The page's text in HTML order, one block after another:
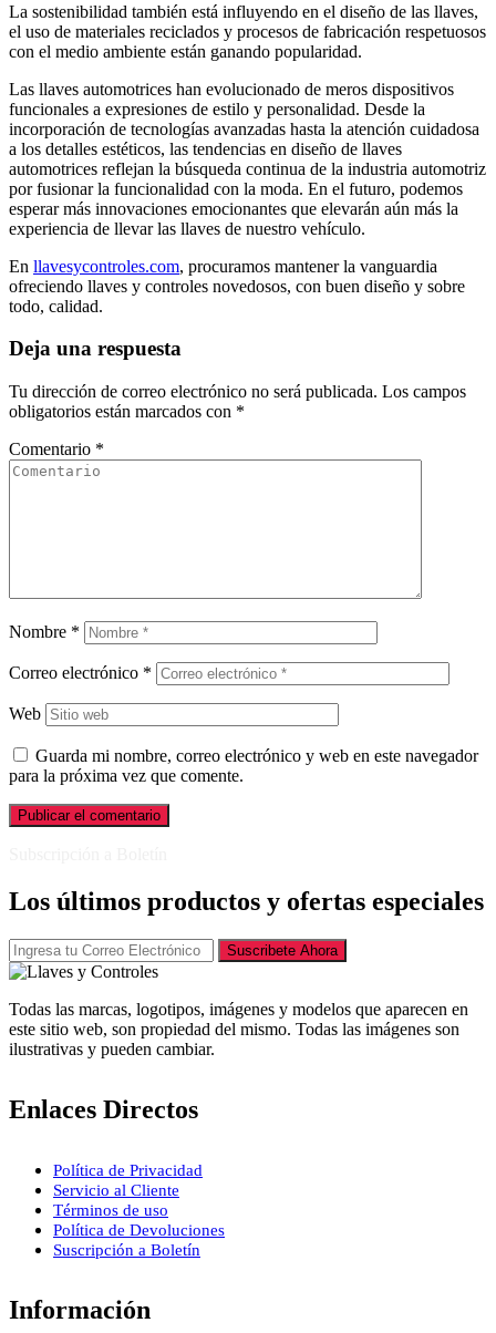
La sostenibilidad también está influyendo en el diseño de las llaves,
el uso de materiales reciclados y procesos de fabricación respetuosos
con el medio ambiente están ganando popularidad.
Las llaves automotrices han evolucionado de meros dispositivos
funcionales a expresiones de estilo y personalidad. Desde la
incorporación de tecnologías avanzadas hasta la atención cuidadosa
a los detalles estéticos, las tendencias en diseño de llaves
automotrices reflejan la búsqueda continua de la industria automotriz
por fusionar la funcionalidad con la moda. En el futuro, podemos
esperar más innovaciones emocionantes que elevarán aún más la
experiencia de llevar las llaves de nuestro vehículo.
En llavesycontroles.com, procuramos mantener la vanguardia
ofreciendo llaves y controles novedosos, con buen diseño y sobre
todo, calidad.
Deja una respuesta
Tu dirección de correo electrónico no será publicada. Los campos
obligatorios están marcados con *
Comentario *
Nombre *
Correo electrónico *
Web
Guarda mi nombre, correo electrónico y web en este navegador
para la próxima vez que comente.
Los últimos productos y ofertas especiales
Suscribete Ahora
Todas las marcas, logotipos, imágenes y modelos que aparecen en
este sitio web, son propiedad del mismo. Todas las imágenes son
ilustrativas y pueden cambiar.
Enlaces Directos
Política de Privacidad
Servicio al Cliente
Términos de uso
Política de Devoluciones
Suscripción a Boletín
Información